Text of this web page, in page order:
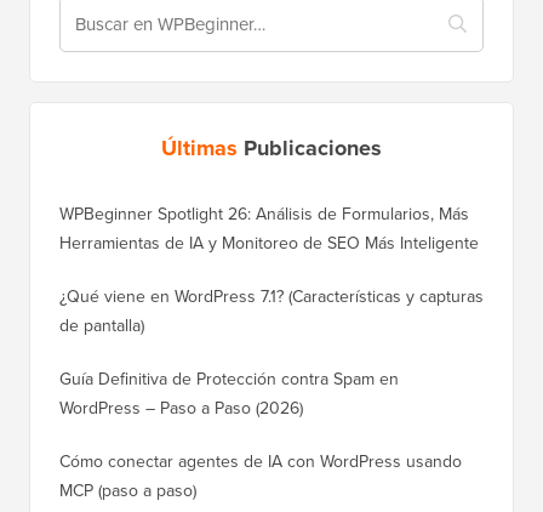
Últimas Publicaciones
WPBeginner Spotlight 26: Análisis de Formularios, Más
Herramientas de IA y Monitoreo de SEO Más Inteligente
¿Qué viene en WordPress 7.1? (Características y capturas
de pantalla)
Guía Definitiva de Protección contra Spam en
WordPress – Paso a Paso (2026)
Cómo conectar agentes de IA con WordPress usando
MCP (paso a paso)